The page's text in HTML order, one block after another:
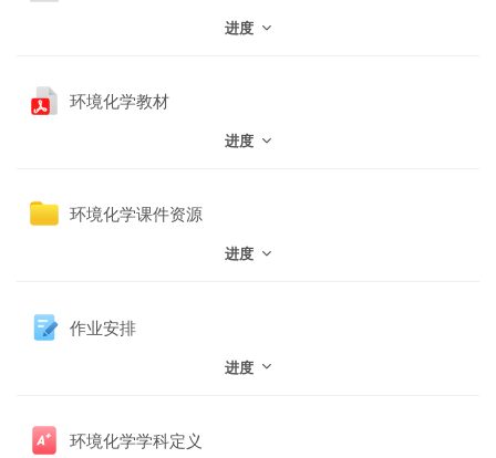
进度
环境化学教材
进度
环境化学课件资源文件夹
进度
作业安排
进度
环境化学学科定义